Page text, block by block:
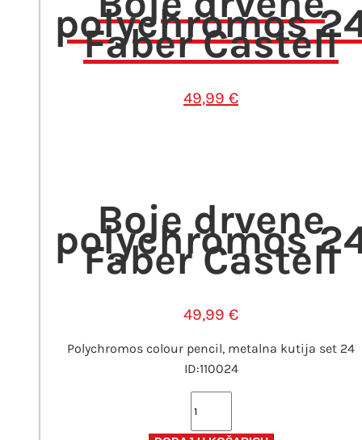
polychromos
Faber Castell
49,99 €
Boje drvene
polychromos
Faber Castell
49,99 €
Polychromos colour pencil, metalna kutija set 24
ID:110024